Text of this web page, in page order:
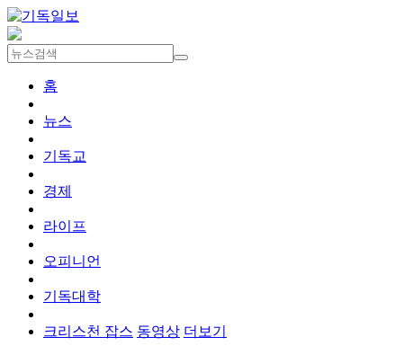
홈
뉴스
기독교
경제
라이프
오피니언
기독대학
크리스천 잡스 동영상 더보기